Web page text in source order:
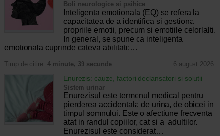
Boli neurologice si psihice
Inteligenta emotionala (EQ) se refera la
capacitatea de a identifica si gestiona
propriile emotii, precum si emotiile celorlalti.
In general, se spune ca inteligenta
emotionala cuprinde cateva abilitati:…
Timp de citire: 4 minute, 39 secunde 6 august 2026
Enurezis: cauze, factori declansatori si solutii
Sistem urinar
Enurezisul este termenul medical pentru
pierderea accidentala de urina, de obicei in
timpul somnului. Este o afectiune frecventa
atat in randul copiilor, cat si al adultilor.
Enurezisul este considerat…